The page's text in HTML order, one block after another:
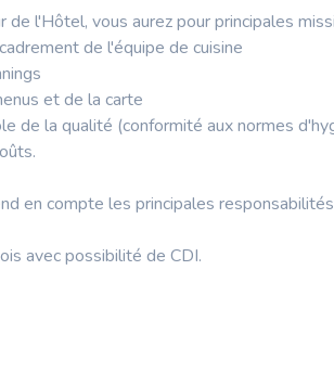
de l'Hôtel, vous aurez pour principales
de l'équipe de cuisine
et de la carte
de la qualité (conformité aux normes
en compte les principales
avec possibilité de CDI.